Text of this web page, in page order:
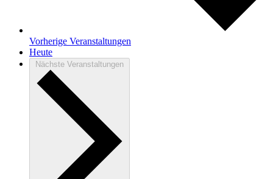
Vorherige Veranstaltungen
Heute
Nächste Veranstaltungen